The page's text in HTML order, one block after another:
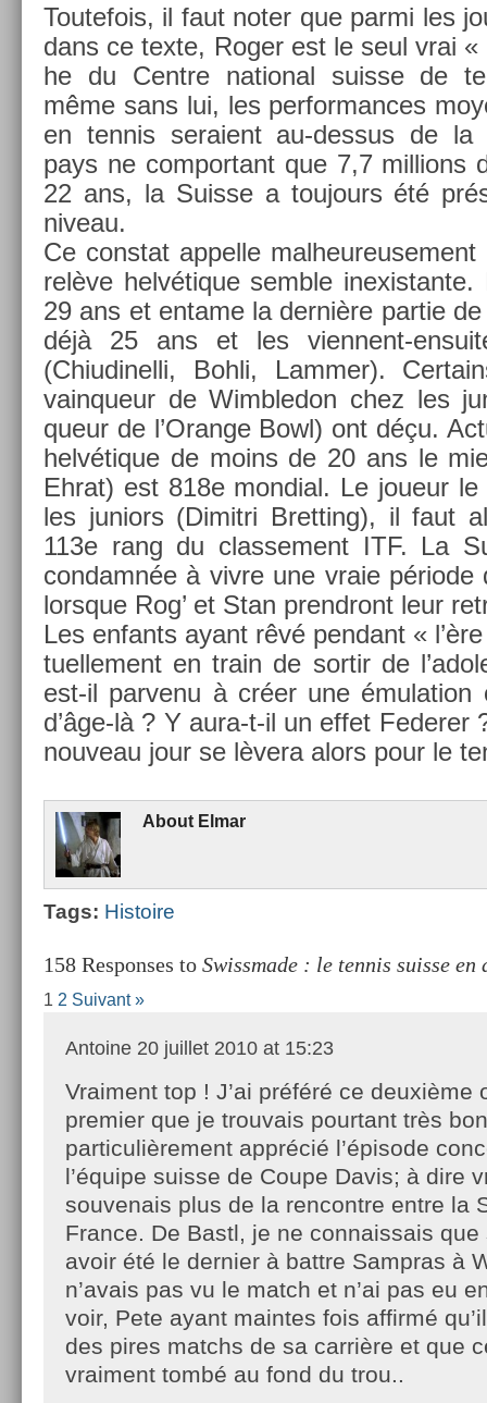
Toutefois, il faut noter que parmi les
dans ce texte, Roger est le seul vrai
he du Centre nation­al suis­se de
même sans lui, les per­for­mances
en ten­nis seraient au-dessus de la
pays ne com­por­tant que 7,7 mill­ions
22 ans, la Suis­se a toujours été
niveau.
Ce con­stat ap­pelle
relève helvétique semble
29 ans et en­tame la dernière par­tie
déjà 25 ans et les viennent-
(Chiudinel­li, Bohli, Lamm­er).
vain­queur de Wimbledon chez les
queur de l’Oran­ge Bowl) ont déçu.
helvétique de moins de 20 ans le
Ehrat) est 818e mon­di­al. Le joueur
les juniors (Di­mit­ri Brett­ing), il faut
113e rang du clas­se­ment ITF. La
con­damnée à vivre une vraie période
lorsque Rog’ et Stan pre­ndront leur
Les en­fants ayant rêvé pen­dant «
tuel­le­ment en train de sor­tir de
est-il par­venu à créer une émula­tion
d’âge-là ? Y aura-t-il un effet Feder­er
nouveau jour se lèvera alors pour le
About Elmar
Tags: His­toire
158 Responses to Swissmade : le tennis suisse
1 2 Suivant »
Antoine 20 juillet 2010 at 15:23
Vraiment top ! J’ai préféré ce deuxième
premier que je trouvais pourtant très
particulièrement apprécié l’épisode
l’équipe suisse de Coupe Davis; à dire
souvenais plus de la rencontre entre la
France. De Bastl, je ne connaissais
avoir été le dernier à battre Sampras à
n’avais pas vu le match et n’ai pas eu
voir, Pete ayant maintes fois affirmé
des pires matchs de sa carrière et que
vraiment tombé au fond du trou..